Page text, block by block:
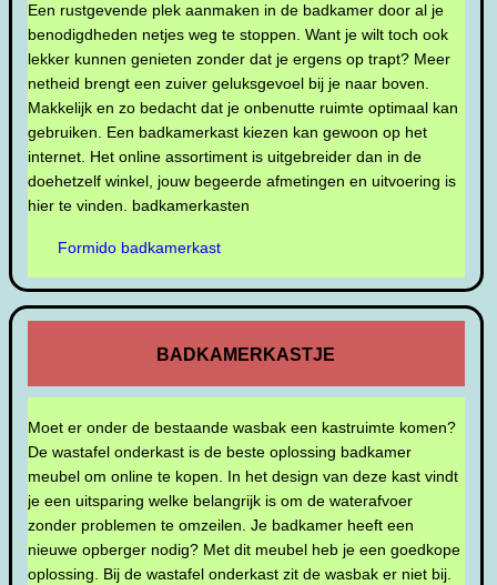
Een rustgevende plek aanmaken in de badkamer door al je
benodigdheden netjes weg te stoppen. Want je wilt toch ook
lekker kunnen genieten zonder dat je ergens op trapt? Meer
netheid brengt een zuiver geluksgevoel bij je naar boven.
Makkelijk en zo bedacht dat je onbenutte ruimte optimaal kan
gebruiken. Een badkamerkast kiezen kan gewoon op het
internet. Het online assortiment is uitgebreider dan in de
doehetzelf winkel, jouw begeerde afmetingen en uitvoering is
hier te vinden. badkamerkasten
Formido badkamerkast
BADKAMERKASTJE
Moet er onder de bestaande wasbak een kastruimte komen?
De wastafel onderkast is de beste oplossing badkamer
meubel om online te kopen. In het design van deze kast vindt
je een uitsparing welke belangrijk is om de waterafvoer
zonder problemen te omzeilen. Je badkamer heeft een
nieuwe opberger nodig? Met dit meubel heb je een goedkope
oplossing. Bij de wastafel onderkast zit de wasbak er niet bij.